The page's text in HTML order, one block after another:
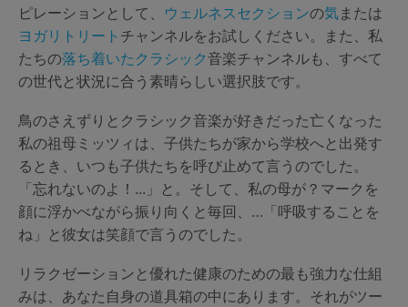
ピレーションとして、 ウェルネスセクションの気 または
ヨガリトリート チャンネルをお試しください。また、私
たちの落ち着いたクラシック音楽チャンネルも、すべて
の世代と状況に合う素晴らしい選択肢です。
鳥のさえずりとクラシック音楽が好きだった亡くなった
私の祖母ミッツィは、子供たちが家から学校へと出発す
るとき、いつも子供たちを呼び止めて言うのでした。
「忘れないのよ！...」と。そして、私の母が？マークを
顔に浮かべながら振り向くと毎回、…「呼吸することを
ね」と彼女は笑顔で言うのでした。
リラクゼーションと優れた健康のための最も強力な仕組
みは、あなた自身の道具箱の中にあります。それがツー